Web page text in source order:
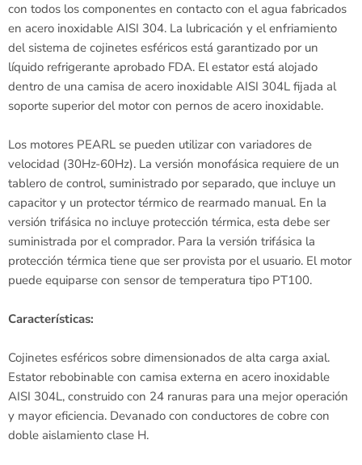
con todos los componentes en contacto con el agua fabricados
en acero inoxidable AISI 304. La lubricación y el enfriamiento
del sistema de cojinetes esféricos está garantizado por un
líquido refrigerante aprobado FDA. El estator está alojado
dentro de una camisa de acero inoxidable AISI 304L fijada al
soporte superior del motor con pernos de acero inoxidable.
Los motores PEARL se pueden utilizar con variadores de
velocidad (30Hz-60Hz). La versión monofásica requiere de un
tablero de control, suministrado por separado, que incluye un
capacitor y un protector térmico de rearmado manual. En la
versión trifásica no incluye protección térmica, esta debe ser
suministrada por el comprador. Para la versión trifásica la
protección térmica tiene que ser provista por el usuario. El motor
puede equiparse con sensor de temperatura tipo PT100.
Características:
Cojinetes esféricos sobre dimensionados de alta carga axial.
Estator rebobinable con camisa externa en acero inoxidable
AISI 304L, construido con 24 ranuras para una mejor operación
y mayor eficiencia. Devanado con conductores de cobre con
doble aislamiento clase H.